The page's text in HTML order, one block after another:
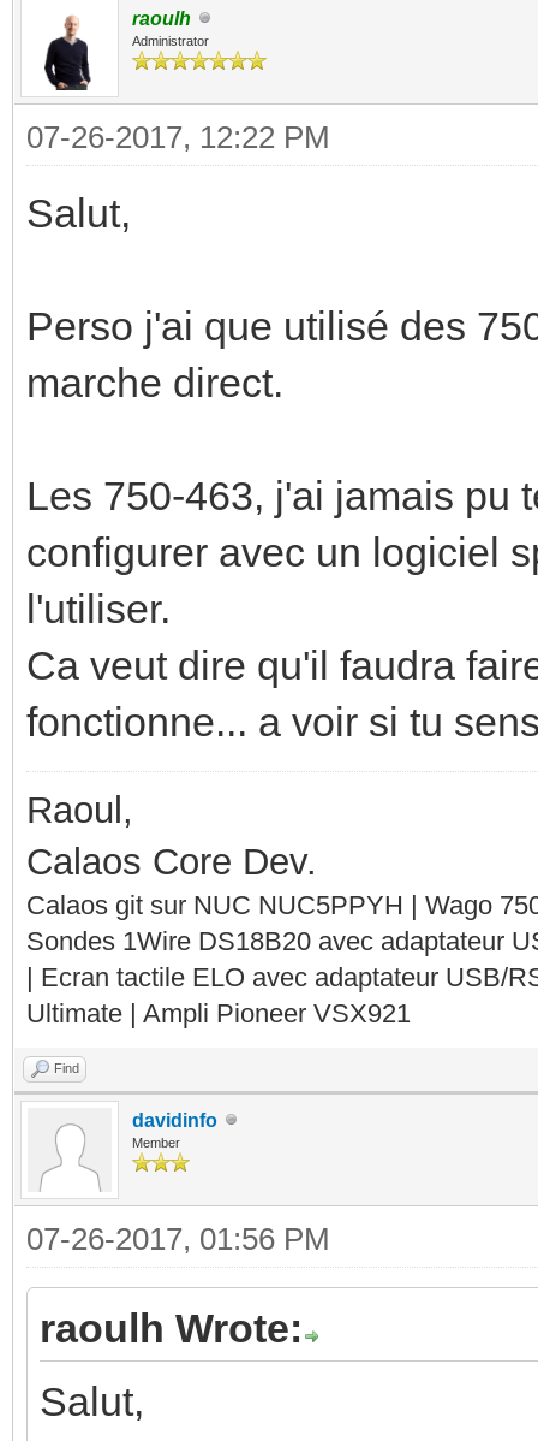
raoulh
Administrator
07-26-2017, 12:22 PM
Salut,
Perso j'ai que utilisé des
marche direct.
Les 750-463, j'ai jamais pu
configurer avec un logiciel
l'utiliser.
Ca veut dire qu'il faudra
fonctionne... a voir si tu
Raoul,
Calaos Core Dev.
Calaos git sur NUC NUC5PPYH | Wago
Sondes 1Wire DS18B20 avec adaptateur
| Ecran tactile ELO avec adaptateur USB/
Ultimate | Ampli Pioneer VSX921
Find
davidinfo
Member
07-26-2017, 01:56 PM
raoulh Wrote:
Salut,